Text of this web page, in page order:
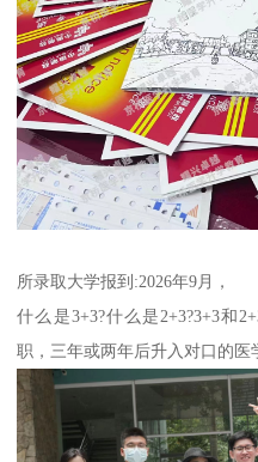
所录取大学报到:2026年9月，
什么是3+3?什么是2+3?3+3和
职，三年或两年后升入对口的医